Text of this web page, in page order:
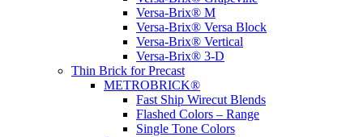
Versa-Brix® M
Versa-Brix® Versa Block
Versa-Brix® Vertical
Versa-Brix® 3-D
Thin Brick for Precast
METROBRICK®
Fast Ship Wirecut Blends
Flashed Colors – Range
Single Tone Colors